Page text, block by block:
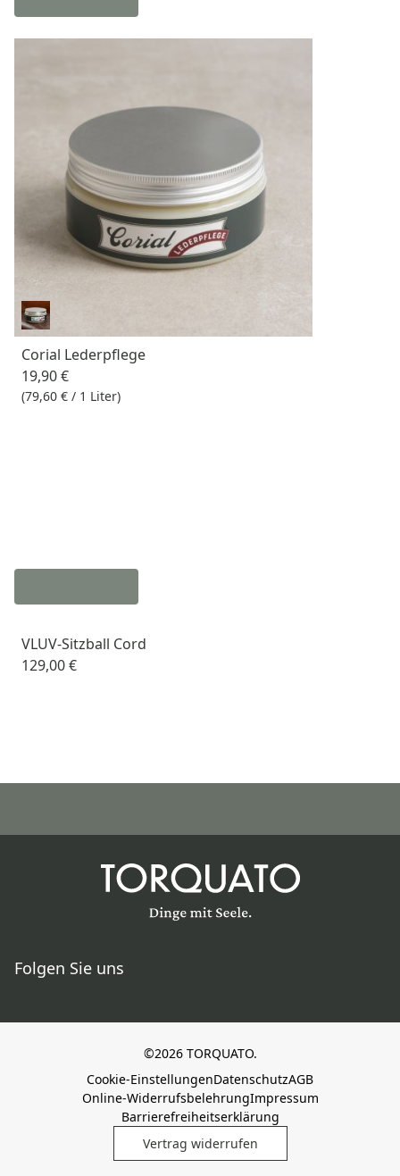
Corial Lederpflege
19,90 €
(79,60 € / 1 Liter)
VLUV-Sitzball Cord
129,00 €
Folgen Sie uns
©2026 TORQUATO.
Cookie-EinstellungenDatenschutzAGB
Online-WiderrufsbelehrungImpressum
Barrierefreiheitserklärung
Vertrag widerrufen